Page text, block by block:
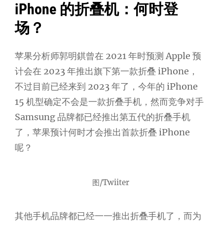
iPhone 的折叠机：何时登
场？
苹果分析师郭明錤曾在 2021 年时预测 Apple 预
计会在 2023 年推出旗下第一款折叠 iPhone，
不过目前已经来到 2023 年了，今年的 iPhone
15 机型确定不会是一款折叠手机，然而竞争对手
Samsung 品牌都已经推出第五代的折叠手机
了，苹果预计何时才会推出首款折叠 iPhone
呢？
图/Twiiter
其他手机品牌都已经一一推出折叠手机了，而为